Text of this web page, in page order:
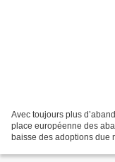
Avec toujours plus
place européenne des
baisse des adoptions due